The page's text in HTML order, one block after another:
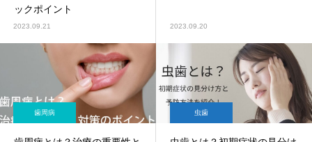
ックポイント
2023.09.21 2023.09.20
歯周病 虫歯